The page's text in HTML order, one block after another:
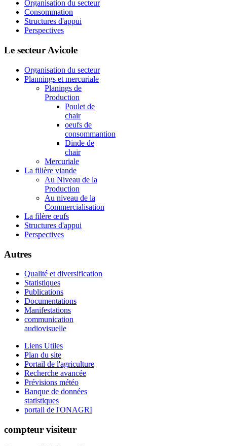
Organisation du secteur
Consommation
Structures d'appui
Perspectives
Le secteur Avicole
Organisation du secteur
Plannings et mercuriale
Planings de
Production
Poulet de
chair
oeufs de
consommantion
Dinde de
chair
Mercuriale
La filière viande
Au Niveau de la
Production
Au niveau de la
Commercialisation
La filère œufs
Structures d'appui
Perspectives
Autres
Qualité et diversification
Statistiques
Publications
Documentations
Manifestations
communication
audiovisuelle
Liens Utiles
Plan du site
Portail de l'agriculture
Recherche avancée
Prévisions météo
Banque de données
statistiques
portail de l'ONAGRI
compteur visiteur